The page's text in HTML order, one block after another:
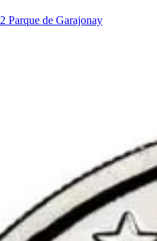
Parque de Garajonay